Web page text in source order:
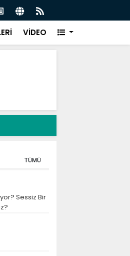
temaslarda bulundu
VİDEO
TÜMÜ
Sessiz Bir